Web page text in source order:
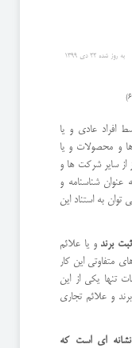
به روز شده 22 دی 1399
افراد عادی و یا
و محصولات و یا
از سایر شرکت ها و
عنوان شناسنامه و
به استناد این
ثبت برند و یا علائم
متفاوتی این کار
تنها یکی از این
و علائم تجاری
نشانه ای است که